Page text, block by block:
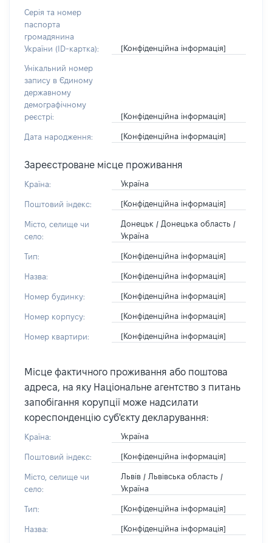
Серія та номер
паспорта
громадянина
України (ID-картка):
[Конфіденційна інформація]
Унікальний номер
запису в Єдиному
державному
демографічному
реєстрі:
[Конфіденційна інформація]
Дата народження: [Конфіденційна інформація]
Зареєстроване місце проживання
Країна: Україна
Поштовий індекс: [Конфіденційна інформація]
Місто, селище чи
село:
Донецьк / Донецька область /
Україна
Тип: [Конфіденційна інформація]
Назва: [Конфіденційна інформація]
Номер будинку: [Конфіденційна інформація]
Номер корпусу: [Конфіденційна інформація]
Номер квартири: [Конфіденційна інформація]
Місце фактичного проживання або поштова
адреса, на яку Національне агентство з питань
запобігання корупції може надсилати
кореспонденцію суб'єкту декларування:
Країна: Україна
Поштовий індекс: [Конфіденційна інформація]
Місто, селище чи
село:
Львів / Львівська область /
Україна
Тип: [Конфіденційна інформація]
Назва: [Конфіденційна інформація]